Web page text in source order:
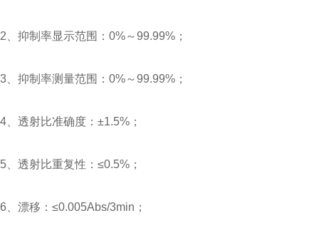
2、抑制率显示范围：0%～99.99%；
3、抑制率测量范围：0%～99.99%；
4、透射比准确度：±1.5%；
5、透射比重复性：≤0.5%；
6、漂移：≤0.005Abs/3min；